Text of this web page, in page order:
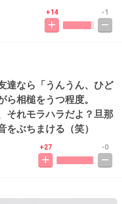
+14 -1
達なら「うんうん、ひど
ら相槌をうつ程度。
それモラハラだよ？旦那
ぶちまける（笑）
+27 -0